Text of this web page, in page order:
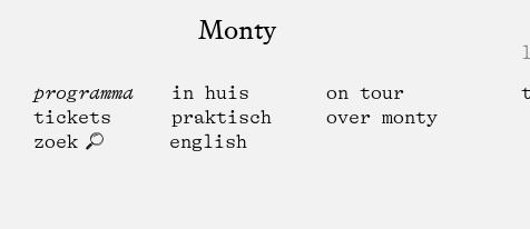
Monty
programma in huis
on tour
tickets
praktisch
over monty
zoek
english